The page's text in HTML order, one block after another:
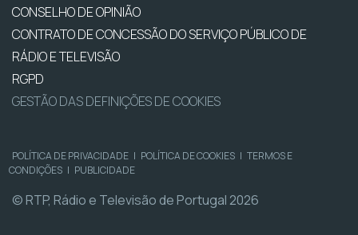
CONSELHO DE OPINIÃO
CONTRATO DE CONCESSÃO DO SERVIÇO PÚBLICO DE
RÁDIO E TELEVISÃO
RGPD
GESTÃO DAS DEFINIÇÕES DE COOKIES
POLÍTICA DE PRIVACIDADE | POLÍTICA DE COOKIES | TERMOS E
CONDIÇÕES | PUBLICIDADE
© RTP, Rádio e Televisão de Portugal 2026